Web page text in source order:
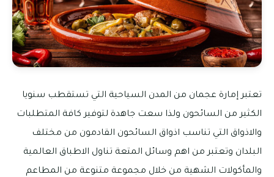
تعتبر إمارة عجمان من المدن السياحية التي تستقطب سنويا
الكثير من السائحون ولذا سعت جاهدة لتوفير كافة المتطلبات
والاذواق التي تناسب اذواق السائحون القادمون من مختلف
البلدان وتعتبر من اهم وسائل المتعة تناول الاطباق العالمية
والمأكولات الشهية من خلال مجموعة متنوعة من المطاعم